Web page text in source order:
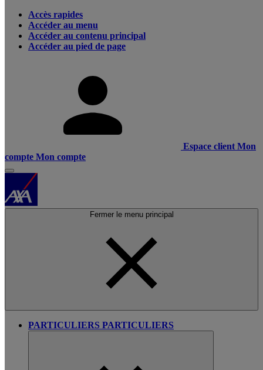
Accès rapides
Accéder au menu
Accéder au contenu principal
Accéder au pied de page
Espace client Mon
compte Mon compte
Fermer le menu principal
PARTICULIERS PARTICULIERS